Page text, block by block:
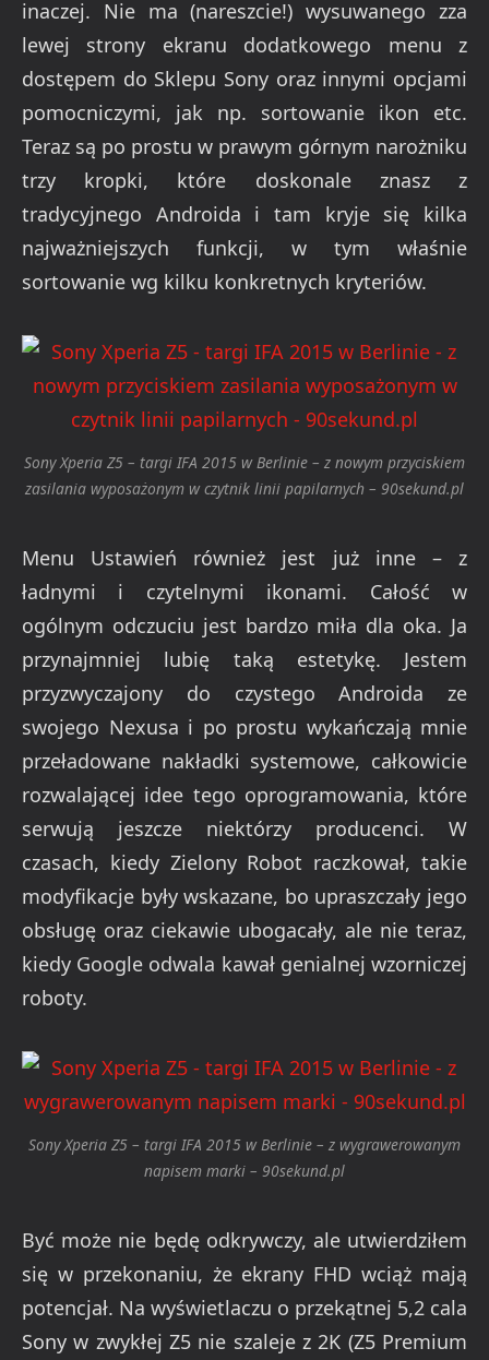
inaczej. Nie ma (nareszcie!) wysuwanego zza
lewej strony ekranu dodatkowego menu z
dostępem do Sklepu Sony oraz innymi opcjami
pomocniczymi, jak np. sortowanie ikon etc.
Teraz są po prostu w prawym górnym narożniku
trzy kropki, które doskonale znasz z
tradycyjnego Androida i tam kryje się kilka
najważniejszych funkcji, w tym właśnie
sortowanie wg kilku konkretnych kryteriów.
Sony Xperia Z5 – targi IFA 2015 w Berlinie – z nowym przyciskiem
zasilania wyposażonym w czytnik linii papilarnych – 90sekund.pl
Menu Ustawień również jest już inne – z
ładnymi i czytelnymi ikonami. Całość w
ogólnym odczuciu jest bardzo miła dla oka. Ja
przynajmniej lubię taką estetykę. Jestem
przyzwyczajony do czystego Androida ze
swojego Nexusa i po prostu wykańczają mnie
przeładowane nakładki systemowe, całkowicie
rozwalającej idee tego oprogramowania, które
serwują jeszcze niektórzy producenci. W
czasach, kiedy Zielony Robot raczkował, takie
modyfikacje były wskazane, bo upraszczały jego
obsługę oraz ciekawie ubogacały, ale nie teraz,
kiedy Google odwala kawał genialnej wzorniczej
roboty.
Sony Xperia Z5 – targi IFA 2015 w Berlinie – z wygrawerowanym
napisem marki – 90sekund.pl
Być może nie będę odkrywczy, ale utwierdziłem
się w przekonaniu, że ekrany FHD wciąż mają
potencjał. Na wyświetlaczu o przekątnej 5,2 cala
Sony w zwykłej Z5 nie szaleje z 2K (Z5 Premium